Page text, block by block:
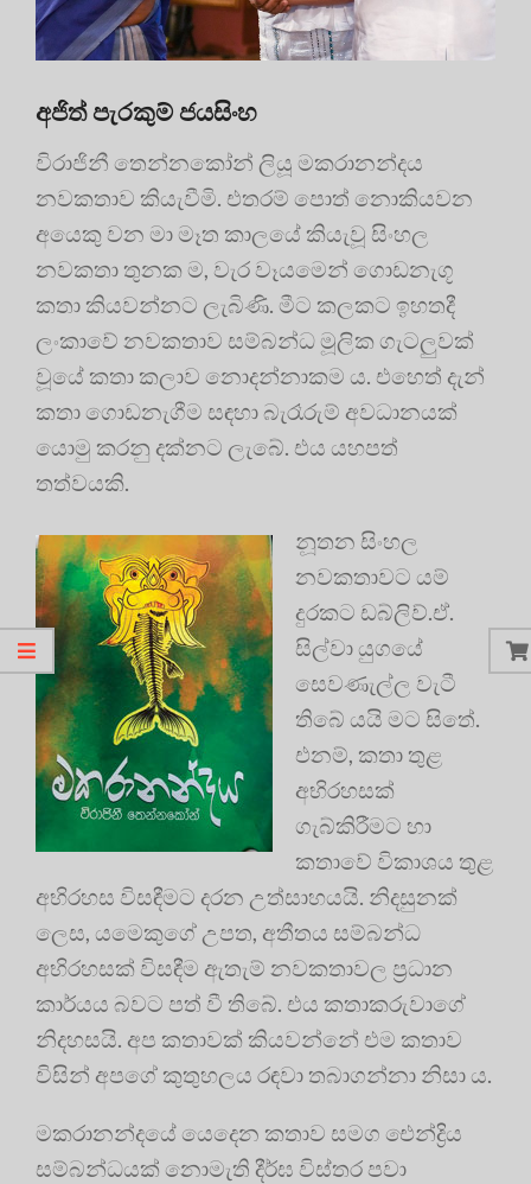
අජිත් පැරකුම් ජයසිංහ
විරාජිනී තෙන්නකෝන් ලියූ මකරානන්දය
නවකතාව කියැවීමි. එතරම් පොත් නොකියවන
අයෙකු වන මා මෑත කාලයේ කියැවූ සිංහල
නවකතා තුනක ම, වැර වෑයමෙන් ගොඩනැගූ
කතා කියවන්නට ලැබිණි. මීට කලකට ඉහතදී
ලංකාවේ නවකතාව සම්බන්ධ මූලික ගැටලුවක්
වූයේ කතා කලාව නොදන්නාකම ය. එහෙත් දැන්
කතා ගොඩනැගීම සඳහා බැරෑරුම් අවධානයක්
යොමු කරනු දක්නට ලැබේ. එය යහපත්
තත්වයකි.
නූතන සිංහල
නවකතාවට යම්
දුරකට ඩබ්ලිව්.ඒ.
සිල්වා යුගයේ
සෙවණැල්ල වැටී
තිබේ යයි මට සිතේ.
එනම්, කතා තුළ
අභිරහසක්
ගැබ්කිරීමට හා
කතාවේ විකාශය තුළ
අභිරහස විසඳීමට දරන උත්සාහයයි. නිදසුනක්
ලෙස, යමෙකුගේ උපත, අතීතය සම්බන්ධ
අභිරහසක් විසඳීම ඇතැම් නවකතාවල ප්‍රධාන
කාර්යය බවට පත් වී තිබේ. එය කතාකරුවාගේ
නිදහසයි. අප කතාවක් කියවන්නේ එම කතාව
විසින් අපගේ කුතුහලය රඳවා තබාගන්නා නිසා ය.
මකරානන්දයේ යෙදෙන කතාව සමග ඓන්ද්‍රිය
සම්බන්ධයක් නොමැති දීර්ඝ විස්තර පවා